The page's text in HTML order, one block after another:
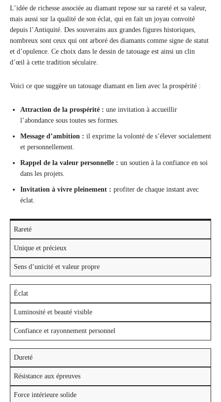
L’idée de richesse associée au diamant repose sur sa rareté et sa valeur,
mais aussi sur la qualité de son éclat, qui en fait un joyau convoité
depuis l’Antiquité. Des souverains aux grandes figures historiques,
nombreux sont ceux qui ont arboré des diamants comme signe de statut
et d’opulence. Ce choix dans le dessin de tatouage est ainsi un clin
d’œil à cette tradition séculaire.
Voici ce que suggère un tatouage diamant en lien avec la prospérité :
Attraction de la prospérité : une invitation à accueillir
l’abondance sous toutes ses formes.
Message d’ambition : il exprime la volonté de s’élever socialement
et personnellement.
Rappel de la valeur personnelle : un soutien à la confiance en soi
dans les projets.
Invitation à vivre pleinement : profiter de chaque instant avec
éclat.
Rareté
Unique et précieux
Sens d’unicité et valeur propre
Éclat
Luminosité et beauté visible
Confiance et rayonnement personnel
Dureté
Résistance aux épreuves
Force intérieure solide